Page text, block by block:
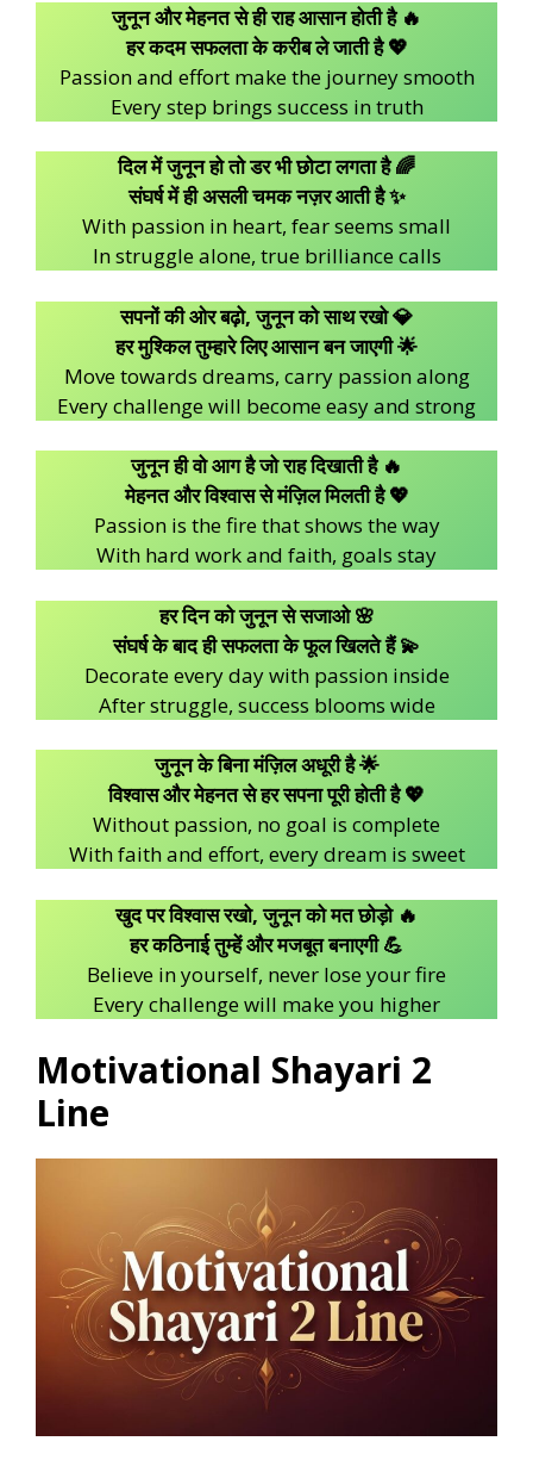
जुनून और मेहनत से ही राह आसान होती है 🔥
हर कदम सफलता के करीब ले जाती है 💖
Passion and effort make the journey smooth
Every step brings success in truth
दिल में जुनून हो तो डर भी छोटा लगता है 🌈
संघर्ष में ही असली चमक नज़र आती है ✨
With passion in heart, fear seems small
In struggle alone, true brilliance calls
सपनों की ओर बढ़ो, जुनून को साथ रखो 💎
हर मुश्किल तुम्हारे लिए आसान बन जाएगी 🌟
Move towards dreams, carry passion along
Every challenge will become easy and strong
जुनून ही वो आग है जो राह दिखाती है 🔥
मेहनत और विश्वास से मंज़िल मिलती है 💖
Passion is the fire that shows the way
With hard work and faith, goals stay
हर दिन को जुनून से सजाओ 🌸
संघर्ष के बाद ही सफलता के फूल खिलते हैं 💫
Decorate every day with passion inside
After struggle, success blooms wide
जुनून के बिना मंज़िल अधूरी है 🌟
विश्वास और मेहनत से हर सपना पूरी होती है 💖
Without passion, no goal is complete
With faith and effort, every dream is sweet
खुद पर विश्वास रखो, जुनून को मत छोड़ो 🔥
हर कठिनाई तुम्हें और मजबूत बनाएगी 💪
Believe in yourself, never lose your fire
Every challenge will make you higher
Motivational Shayari 2
Line